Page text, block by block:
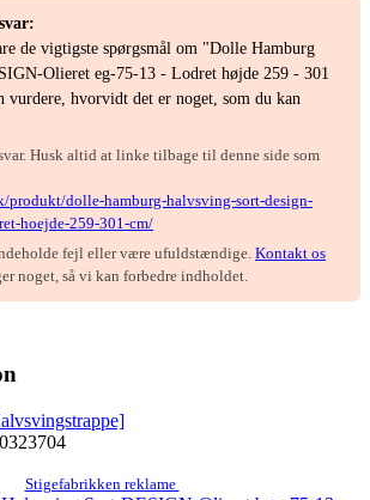
de vigtigste spørgsmål om "Dolle Hamburg
Olieret eg-75-13 - Lodret højde 259 - 301
vurdere, hvorvidt det er noget, som du kan
Husk altid at linke tilbage til denne side som
produkt/dolle-hamburg-halvsving-sort-design-
hoejde-259-301-cm/
fejl eller være ufuldstændige. Kontakt os
noget, så vi kan forbedre indholdet.
Stigefabrikken reklame